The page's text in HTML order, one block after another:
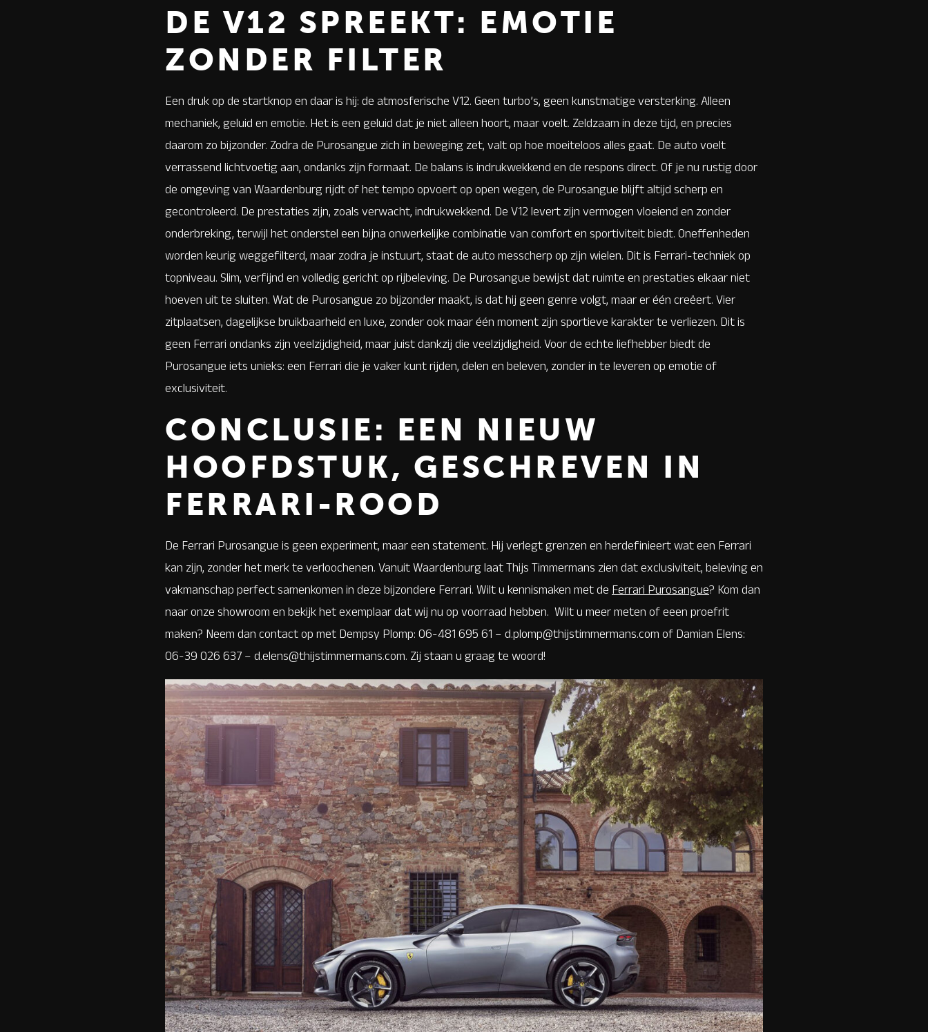
DE V12 SPREEKT: EMOTIE
ZONDER FILTER
Een druk op de startknop en daar is hij: de atmosferische V12. Geen turbo’s, geen kunstmatige versterking. Alleen
mechaniek, geluid en emotie. Het is een geluid dat je niet alleen hoort, maar voelt. Zeldzaam in deze tijd, en precies
daarom zo bijzonder. Zodra de Purosangue zich in beweging zet, valt op hoe moeiteloos alles gaat. De auto voelt
verrassend lichtvoetig aan, ondanks zijn formaat. De balans is indrukwekkend en de respons direct. Of je nu rustig door
de omgeving van Waardenburg rijdt of het tempo opvoert op open wegen, de Purosangue blijft altijd scherp en
gecontroleerd. De prestaties zijn, zoals verwacht, indrukwekkend. De V12 levert zijn vermogen vloeiend en zonder
onderbreking, terwijl het onderstel een bijna onwerkelijke combinatie van comfort en sportiviteit biedt. Oneffenheden
worden keurig weggefilterd, maar zodra je instuurt, staat de auto messcherp op zijn wielen. Dit is Ferrari-techniek op
topniveau. Slim, verfijnd en volledig gericht op rijbeleving. De Purosangue bewijst dat ruimte en prestaties elkaar niet
hoeven uit te sluiten. Wat de Purosangue zo bijzonder maakt, is dat hij geen genre volgt, maar er één creëert. Vier
zitplaatsen, dagelijkse bruikbaarheid en luxe, zonder ook maar één moment zijn sportieve karakter te verliezen. Dit is
geen Ferrari ondanks zijn veelzijdigheid, maar juist dankzij die veelzijdigheid. Voor de echte liefhebber biedt de
Purosangue iets unieks: een Ferrari die je vaker kunt rijden, delen en beleven, zonder in te leveren op emotie of
exclusiviteit.
CONCLUSIE: EEN NIEUW
HOOFDSTUK, GESCHREVEN IN
FERRARI-ROOD
De Ferrari Purosangue is geen experiment, maar een statement. Hij verlegt grenzen en herdefinieert wat een Ferrari
kan zijn, zonder het merk te verloochenen. Vanuit Waardenburg laat Thijs Timmermans zien dat exclusiviteit, beleving en
vakmanschap perfect samenkomen in deze bijzondere Ferrari. Wilt u kennismaken met de Ferrari Purosangue? Kom dan
naar onze showroom en bekijk het exemplaar dat wij nu op voorraad hebben. Wilt u meer meten of eeen proefrit
maken? Neem dan contact op met Dempsy Plomp: 06-481 695 61 – d.plomp@thijstimmermans.com of Damian Elens:
06-39 026 637 – d.elens@thijstimmermans.com. Zij staan u graag te woord!